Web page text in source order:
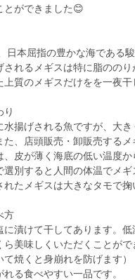
とができました😊
日本屈指の豊かな海である
れるメギスは特に脂のの
質のメギスだけをを一夜干
り
水揚げされる魚ですが、大
た、店頭販売・卸販売する
、皮が薄く海底の低い温度
選別すると人間の体温でメ
たメギスは大きなタモで掬
方
漬けて干してあります。
美味しくいただくことがで
て焼くと身崩れを防げます）
る食べやすい一品です。